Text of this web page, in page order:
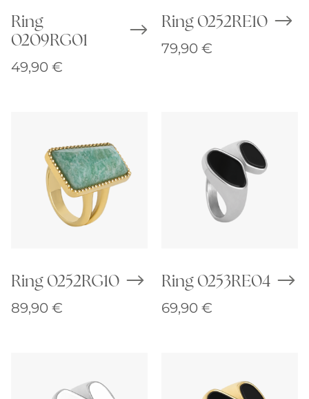
Ring
0209RG01
49,90 €
Ring 0252RE10
79,90 €
Ring 0252RG10
89,90 €
Ring 0253RE04
69,90 €